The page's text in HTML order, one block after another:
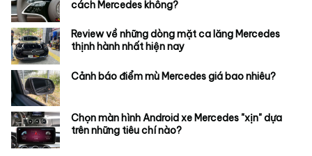
cách Mercedes không?
Review về những dòng mặt ca lăng Mercedes
thịnh hành nhất hiện nay
Cảnh báo điểm mù Mercedes giá bao nhiêu?
Chọn màn hình Android xe Mercedes "xịn" dựa
trên những tiêu chí nào?